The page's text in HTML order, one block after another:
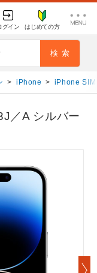
グイン はじめての方
> iPhone > iPhone SIM
／A シルバー